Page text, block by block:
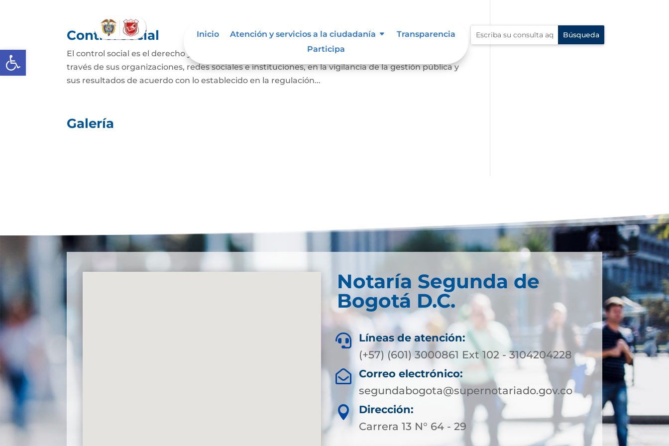
Abrir barra de herramientas
Inicio Atención y servicios a la ciudadanía
Transparencia
Participa
Control social
El control social es el derecho y el deber de los ciudadanos a participar, de manera individual o a
través de sus organizaciones, redes sociales e instituciones, en la vigilancia de la gestión pública y
sus resultados de acuerdo con lo establecido en la regulación...
Galería
Notaría Segunda de
Bogotá D.C.

Líneas de atención:
(+57) (601) 3000861 Ext 102 - 3104204228

Correo electrónico:
segundabogota@supernotariado.gov.co

Dirección:
Carrera 13 N° 64 - 29